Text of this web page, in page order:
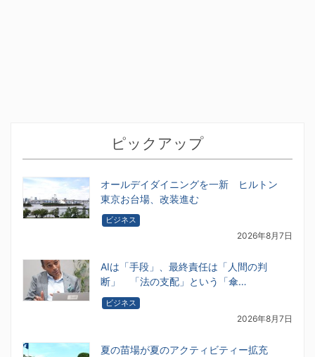
ピックアップ
オールデイダイニングを一新 ヒルトン
東京お台場、改装進む
ビジネス
2026年8月7日
AIは「手段」、最終責任は「人間の判
断」 「法の支配」という「傘…
ビジネス
2026年8月7日
夏の苗場が夏のアクティビティー拡充